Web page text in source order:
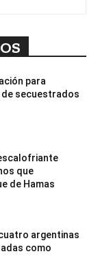
para
secuestrados
que
de Hamas
argentinas
como